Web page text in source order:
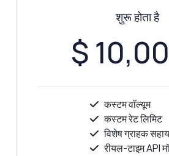
शुरू होता है
$
कस्टम वॉल्यूम
कस्टम रेट लिमिट
विशेष ग्राहक
रीयल-टाइम API